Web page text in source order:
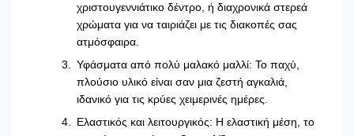
χριστουγεννιάτικο δέντρο, ή διαχρονικά στερεά
χρώματα για να ταιριάζει με τις διακοπές σας
ατμόσφαιρα.
Υφάσματα από πολύ μαλακό μαλλί: Το παχύ,
πλούσιο υλικό είναι σαν μια ζεστή αγκαλιά,
ιδανικό για τις κρύες χειμερινές ημέρες.
Ελαστικός και λειτουργικός: Η ελαστική μέση, το